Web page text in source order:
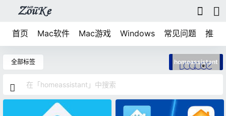
首页 Mac软件 Mac游戏 Windows 常见问题 推荐
全部标签 homeassistant